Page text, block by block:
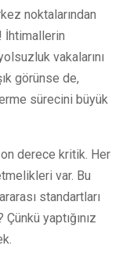
noktalarından
İhtimallerin
vakalarını
görünse de,
sürecini büyük
derece kritik. Her
var. Bu
standartları
yaptığınız